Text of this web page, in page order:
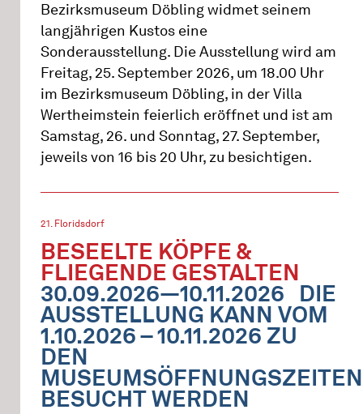
Bezirksmuseum Döbling widmet seinem
langjährigen Kustos eine
Sonderausstellung. Die Ausstellung wird am
Freitag, 25. September 2026, um 18.00 Uhr
im Bezirksmuseum Döbling, in der Villa
Wertheimstein feierlich eröffnet und ist am
Samstag, 26. und Sonntag, 27. September,
jeweils von 16 bis 20 Uhr, zu besichtigen.
21. Floridsdorf
BESEELTE KÖPFE &
FLIEGENDE GESTALTEN
30.09.2026—10.11.2026 DIE
AUSSTELLUNG KANN VOM
1.10.2026 – 10.11.2026 ZU
DEN
MUSEUMSÖFFNUNGSZEITEN
BESUCHT WERDEN